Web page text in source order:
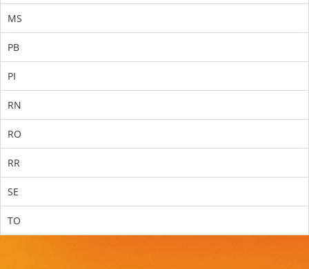
MS
PB
PI
RN
RO
RR
SE
TO